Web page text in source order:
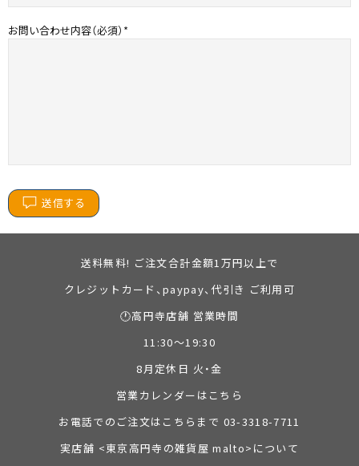
お問い合わせ内容（必須）
送信する
送料無料! ご注文合計金額1万円以上で
クレジットカード、paypay、代引き ご利用可
🕐高円寺店舗 営業時間
11:30～19:30
8月定休日 火・金
営業カレンダーはこちら
お電話でのご注文はこちらまで 03-3318-7711
実店舗 <東京高円寺の雑貨屋 malto>について